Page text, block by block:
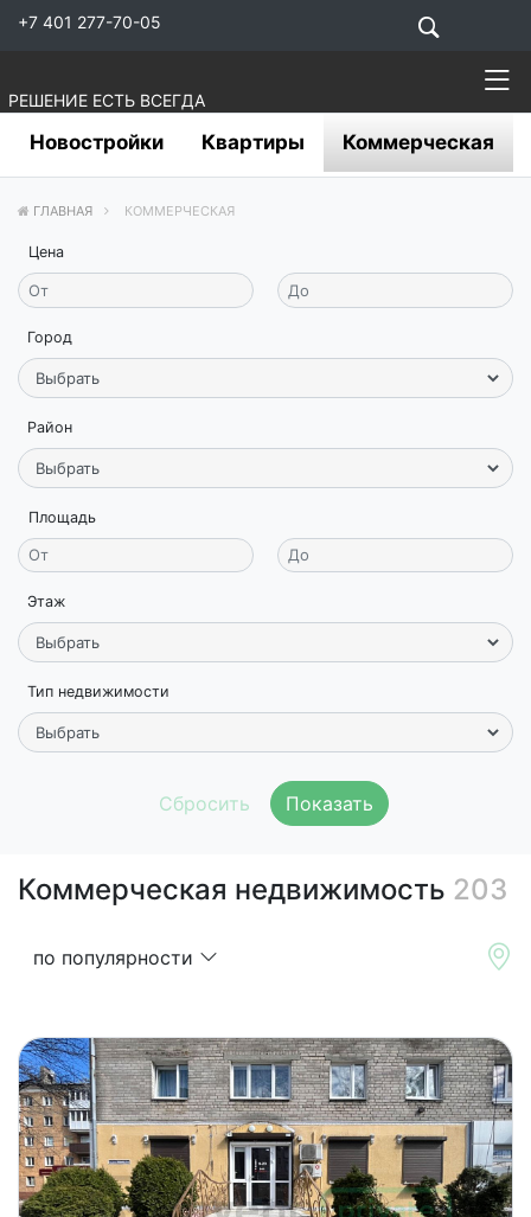
+7 401 277-70-05
РЕШЕНИЕ ЕСТЬ ВСЕГДА
Новостройки Квартиры Коммерческая
ГЛАВНАЯ КОММЕРЧЕСКАЯ
Цена
Город
Район
Площадь
Этаж
Тип недвижимости
Показать
Коммерческая недвижимость 203
по популярности